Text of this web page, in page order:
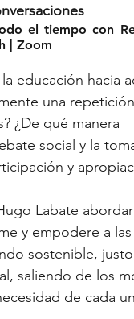
el tiempo con
| Zoom
educación hacia
una
¿De qué manera
social y la
y
Labate
y empodere a las
sostenible,
saliendo de los
de cada